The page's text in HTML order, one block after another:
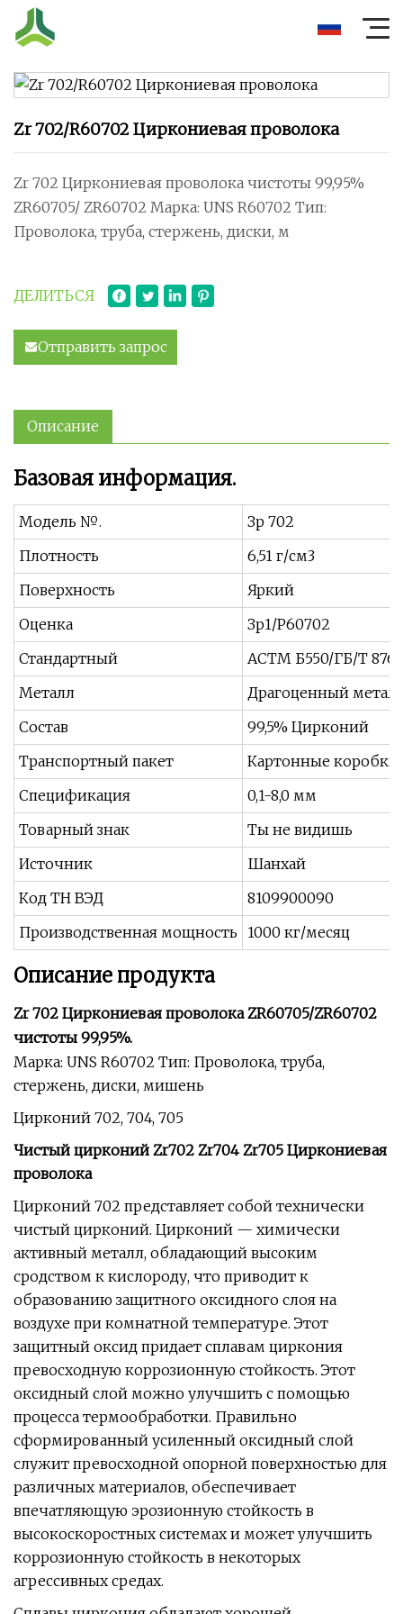
Zr 702/R60702 Циркониевая проволока
Zr 702 Циркониевая проволока чистоты 99,95%
ZR60705/ ZR60702 Марка: UNS R60702 Тип:
Проволока, труба, стержень, диски, м
ДЕЛИТЬСЯ
Отправить запрос
Описание
Базовая информация.
Модель №.
Зр 702
Плотность
6,51 г/см3
Поверхность
Яркий
Оценка
Зр1/Р60702
Стандартный
АСТМ Б550/ГБ/Т
Металл
Драгоценный
Состав
99,5% Цирконий
Транспортный пакет
Картонные коробки
Спецификация
0,1-8,0 мм
Товарный знак
Ты не видишь
Источник
Шанхай
Код ТН ВЭД
8109900090
Производственная мощность
1000 кг/месяц
Описание продукта
Zr 702 Циркониевая проволока ZR60705/ZR60702
чистоты 99,95%.
Марка: UNS R60702 Тип: Проволока, труба,
стержень, диски, мишень
Цирконий 702, 704, 705
Чистый цирконий Zr702 Zr704 Zr705 Циркониевая
проволока
Цирконий 702 представляет собой технически
чистый цирконий. Цирконий — химически
активный металл, обладающий высоким
сродством к кислороду, что приводит к
образованию защитного оксидного слоя на
воздухе при комнатной температуре. Этот
защитный оксид придает сплавам циркония
превосходную коррозионную стойкость. Этот
оксидный слой можно улучшить с помощью
процесса термообработки. Правильно
сформированный усиленный оксидный слой
служит превосходной опорной поверхностью для
различных материалов, обеспечивает
впечатляющую эрозионную стойкость в
высокоскоростных системах и может улучшить
коррозионную стойкость в некоторых
агрессивных средах.